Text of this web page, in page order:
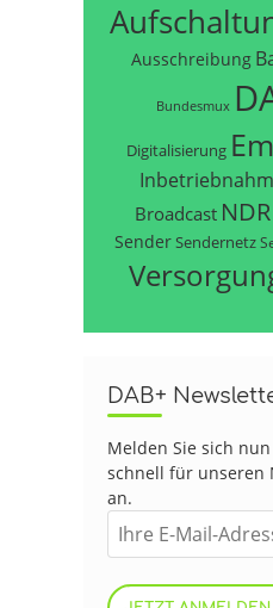
Ausschreibung
Bundesmux
Digitalisierung
Broadcast NDR
SenderSendernetz
DAB+
Melden Sie sich
schnell für unseren
an.